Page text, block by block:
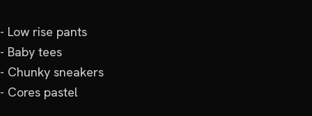
- Low rise pants
- Baby tees
- Chunky sneakers
- Cores pastel